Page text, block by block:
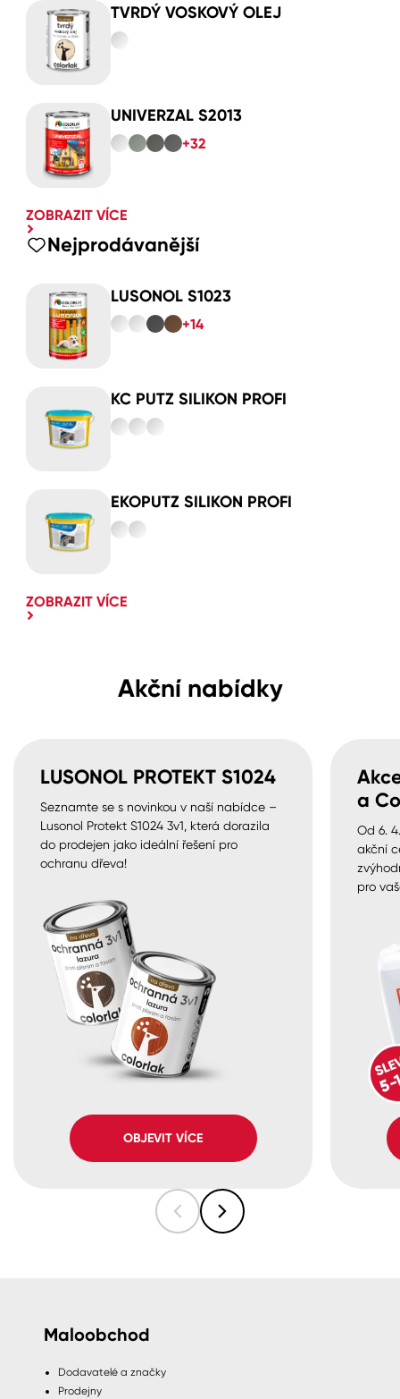
TVRDÝ VOSKOVÝ OLEJ
UNIVERZAL S2013
+32
ZOBRAZIT VÍCE
Nejprodávanější
LUSONOL S1023
+14
KC PUTZ SILIKON PROFI
EKOPUTZ SILIKON PROFI
ZOBRAZIT VÍCE
Akční nabídky
LUSONOL PROTEKT S1024
Seznamte se s novinkou v naší nabídce –
Lusonol Protekt S1024 3v1, která dorazila
do prodejen jako ideální řešení pro
ochranu dřeva!
OBJEVIT VÍCE
a
Od 6.
akční
pro
Maloobchod
Dodavatelé a značky
Prodejny